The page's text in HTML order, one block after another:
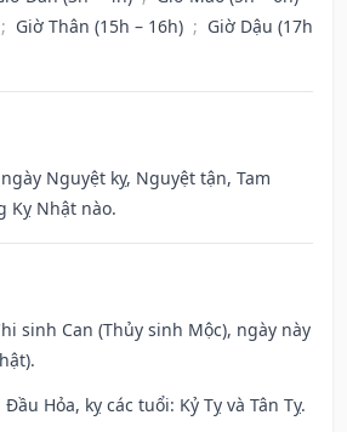
; Giờ Thân (15h – 16h) ; Giờ Dậu (17h
Nguyệt kỵ, Nguyệt tận, Tam
Kỵ Nhật nào.
sinh Can (Thủy sinh Mộc), ngày này
Hỏa, kỵ các tuổi: Kỷ Tỵ và Tân Tỵ.